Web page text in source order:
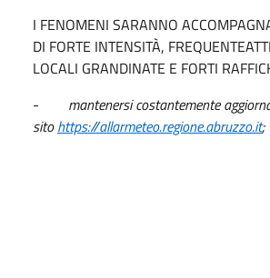
I FENOMENI SARANNO
DI FORTE INTENSITÀ,
LOCALI GRANDINATE E FORTI
- mantenersi costantemente
sitohttps://allarmeteo.regione.abruzzo.it;